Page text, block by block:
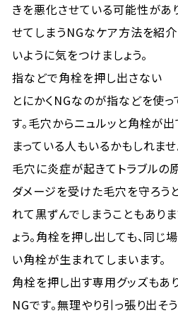
きを悪化させている可能性があ
せてしまうNGなケア方法を紹
いように気をつけましょう。
指などで角栓を押し出さない
とにかくNGなのが指などを使
す。毛穴からニュルッと角栓が
まっている人もいるかもしれま
毛穴に炎症が起きてトラブルの
ダメージを受けた毛穴を守ろう
れて黒ずんでしまうこともあり
ょう。角栓を押し出しても、同
い角栓が生まれてしまいます。
角栓を押し出す専用グッズもあ
NGです。無理やり引っ張り出そ